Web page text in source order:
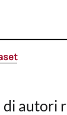
autori